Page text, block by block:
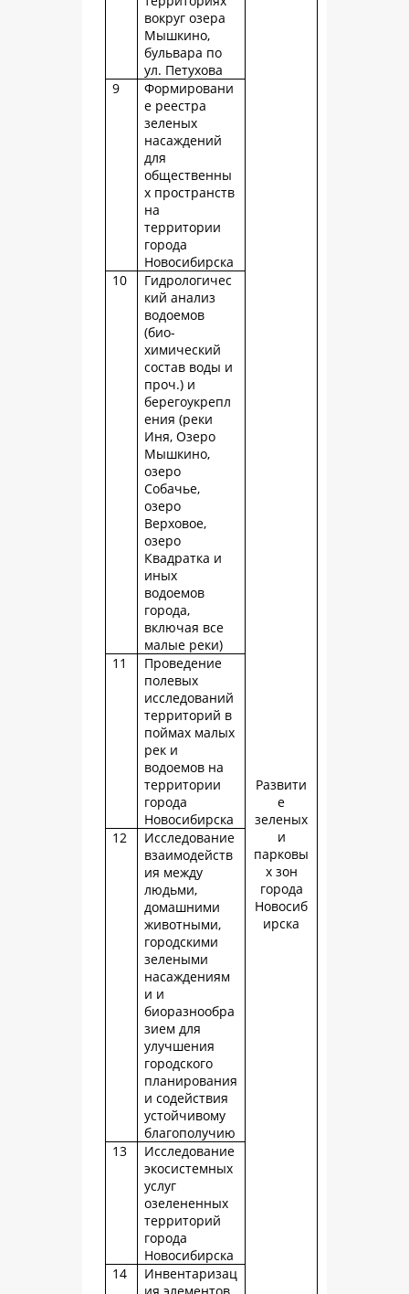
вокруг озера
Мышкино,
бульвара по
ул. Петухова
Развити
е
зеленых
и
парковы
х зон
города
Новосиб
ирска
9
Формировани
е реестра
зеленых
насаждений
для
общественны
х пространств
на
территории
города
Новосибирска
10
Гидрологичес
кий анализ
водоемов
(био-
химический
состав воды и
проч.) и
берегоукрепл
ения (реки
Иня, Озеро
Мышкино,
озеро
Собачье,
озеро
Верховое,
озеро
Квадратка и
иных
водоемов
города,
включая все
малые реки)
11
Проведение
полевых
исследований
территорий в
поймах малых
рек и
водоемов на
территории
города
Новосибирска
12
Исследование
взаимодейств
ия между
людьми,
домашними
животными,
городскими
зелеными
насаждениям
и и
биоразнообра
зием для
улучшения
городского
планирования
и содействия
устойчивому
благополучию
13
Исследование
экосистемных
услуг
озелененных
территорий
города
Новосибирска
14
Инвентаризац